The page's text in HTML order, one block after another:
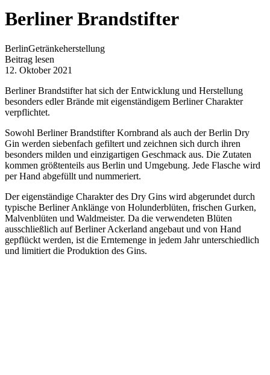
Berliner Brandstifter
BerlinGetränkeherstellung
Beitrag lesen
12. Oktober 2021
Berliner Brandstifter hat sich der Entwicklung und Herstellung
besonders edler Brände mit eigenständigem Berliner Charakter
verpflichtet.
Sowohl Berliner Brandstifter Kornbrand als auch der Berlin Dry
Gin werden siebenfach gefiltert und zeichnen sich durch ihren
besonders milden und einzigartigen Geschmack aus. Die Zutaten
kommen größtenteils aus Berlin und Umgebung. Jede Flasche wird
per Hand abgefüllt und nummeriert.
Der eigenständige Charakter des Dry Gins wird abgerundet durch
typische Berliner Anklänge von Holunderblüten, frischen Gurken,
Malvenblüten und Waldmeister. Da die verwendeten Blüten
ausschließlich auf Berliner Ackerland angebaut und von Hand
gepflückt werden, ist die Erntemenge in jedem Jahr unterschiedlich
und limitiert die Produktion des Gins.